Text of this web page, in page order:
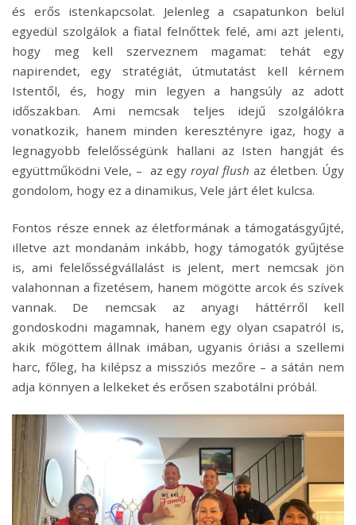
és erős istenkapcsolat. Jelenleg a csapatunkon belül
egyedül szolgálok a fiatal felnőttek felé, ami azt jelenti,
hogy meg kell szerveznem magamat: tehát egy
napirendet, egy stratégiát, útmutatást kell kérnem
Istentől, és, hogy min legyen a hangsúly az adott
időszakban. Ami nemcsak teljes idejű szolgálókra
vonatkozik, hanem minden keresztényre igaz, hogy a
legnagyobb felelősségünk hallani az Isten hangját és
együttműködni Vele, – az egyroyal flush az életben. Úgy
gondolom, hogy ez a dinamikus, Vele járt élet kulcsa.
Fontos része ennek az életformának a támogatásgyűjté,
illetve azt mondanám inkább, hogy támogatók gyűjtése
is, ami felelősségvállalást is jelent, mert nemcsak jön
valahonnan a fizetésem, hanem mögötte arcok és szívek
vannak. De nemcsak az anyagi háttérről kell
gondoskodni magamnak, hanem egy olyan csapatról is,
akik mögöttem állnak imában, ugyanis óriási a szellemi
harc, főleg, ha kilépsz a missziós mezőre – a sátán nem
adja könnyen a lelkeket és erősen szabotálni próbál.